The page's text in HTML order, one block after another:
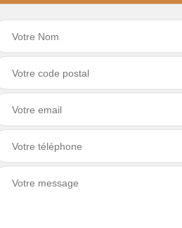
62 Pas-de-Calais